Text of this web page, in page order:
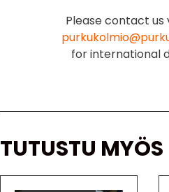
Please contact us
for international
TUTUSTU MYÖS